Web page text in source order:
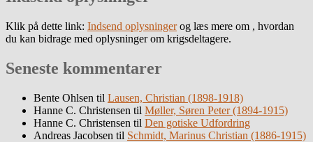
Klik på dette link: Indsend oplysningerog læs mere om , hvordan
du kan bidrage med oplysninger om krigsdeltagere.
Seneste kommentarer
Bente Ohlsen til Lausen, Christian (1898-1918)
Hanne C. Christensen til Møller, Søren Peter (1894-1915)
Hanne C. Christensen til Den gotiske Udfordring
Andreas Jacobsen til Schmidt, Marinus Christian (1886-1915)